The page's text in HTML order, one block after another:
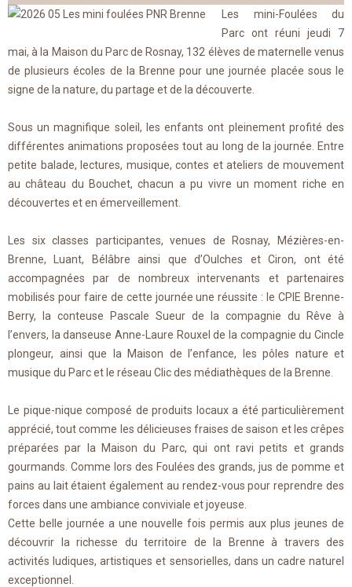
Les mini-Foulées du
Parc ont réuni jeudi 7
mai, à la Maison du Parc de Rosnay, 132 élèves de maternelle venus
de plusieurs écoles de la Brenne pour une journée placée sous le
signe de la nature, du partage et de la découverte.
Sous un magnifique soleil, les enfants ont pleinement profité des
différentes animations proposées tout au long de la journée. Entre
petite balade, lectures, musique, contes et ateliers de mouvement
au château du Bouchet, chacun a pu vivre un moment riche en
découvertes et en émerveillement.
Les six classes participantes, venues de Rosnay, Mézières-en-
Brenne, Luant, Bélâbre ainsi que d’Oulches et Ciron, ont été
accompagnées par de nombreux intervenants et partenaires
mobilisés pour faire de cette journée une réussite : le CPIE Brenne-
Berry, la conteuse Pascale Sueur de la compagnie du Rêve à
l’envers, la danseuse Anne-Laure Rouxel de la compagnie du Cincle
plongeur, ainsi que la Maison de l’enfance, les pôles nature et
musique du Parc et le réseau Clic des médiathèques de la Brenne.
Le pique-nique composé de produits locaux a été particulièrement
apprécié, tout comme les délicieuses fraises de saison et les crêpes
préparées par la Maison du Parc, qui ont ravi petits et grands
gourmands. Comme lors des Foulées des grands, jus de pomme et
pains au lait étaient également au rendez-vous pour reprendre des
forces dans une ambiance conviviale et joyeuse.
Cette belle journée a une nouvelle fois permis aux plus jeunes de
découvrir la richesse du territoire de la Brenne à travers des
activités ludiques, artistiques et sensorielles, dans un cadre naturel
exceptionnel.